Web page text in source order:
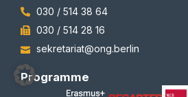
030 / 514 38 64
030 / 514 28 16
sekretariat@ong.berlin
Programme